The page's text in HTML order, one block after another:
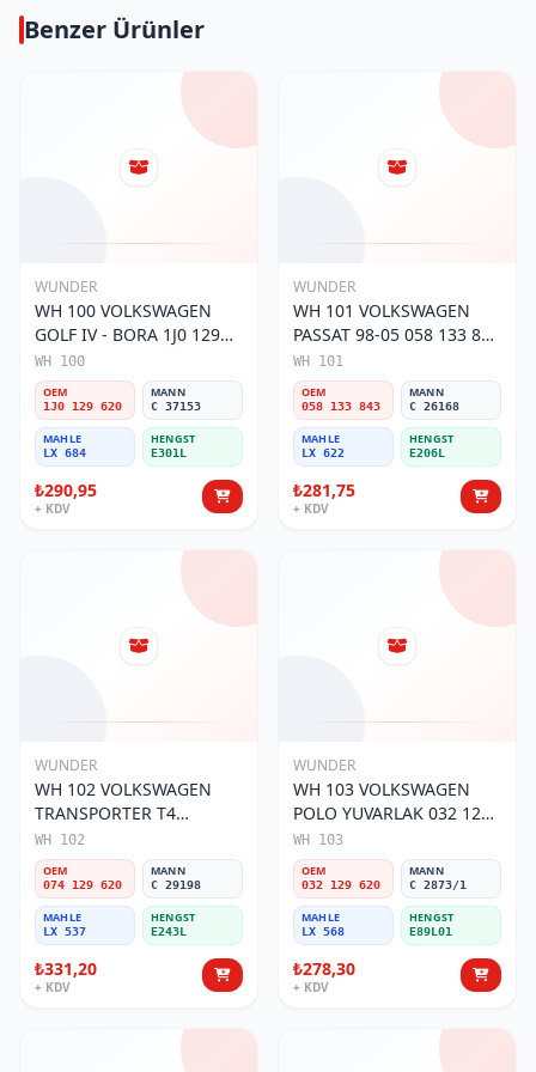
Benzer Ürünler
WUNDER
WH 100 VOLKSWAGEN
GOLF IV - BORA 1J0 129
620 Hava Filtresi
WH 100
OEM
1J0 129 620
MANN
C 37153
MAHLE
LX 684
HENGST
E301L
₺290,95
+ KDV
WUNDER
WH 101 VOLKSWAGEN
PASSAT 98-05 058 133 843
Hava Filtresi
WH 101
OEM
058 133 843
MANN
C 26168
MAHLE
LX 622
HENGST
E206L
₺281,75
+ KDV
WUNDER
WH 102 VOLKSWAGEN
TRANSPORTER T4
(SÜNGERSiZ) 074 129 620
Hava Filtresi
WH 102
OEM
074 129 620
MANN
C 29198
MAHLE
LX 537
HENGST
E243L
₺331,20
+ KDV
WUNDER
WH 103 VOLKSWAGEN
POLO YUVARLAK 032 129
620 Hava Filtresi
WH 103
OEM
032 129 620
MANN
C 2873/1
MAHLE
LX 568
HENGST
E89L01
₺278,30
+ KDV